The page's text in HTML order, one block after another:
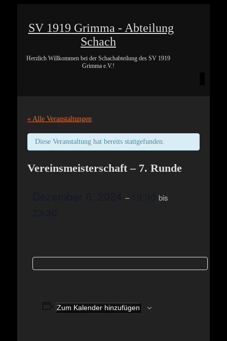
SV 1919 Grimma - Abteilung
Schach
Herzlich Willkommen bei der Schachabteilung des SV 1919
Grimma e.V.!
« Alle Veranstaltungen
Diese Veranstaltung hat bereits stattgefunden.
Vereinsmeisterschaft – 7. Runde
– bis
Zum Kalender hinzufügen